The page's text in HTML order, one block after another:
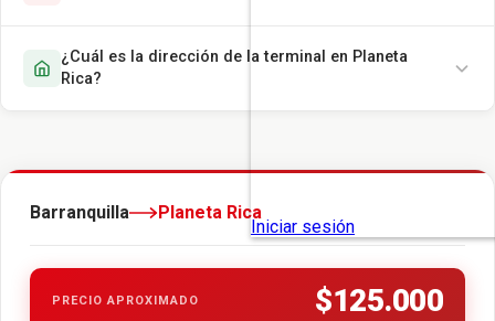
¿Cuál es la dirección de la terminal en Planeta
Rica?
Barranquilla Planeta Rica
PRECIO APROXIMADO $125.000